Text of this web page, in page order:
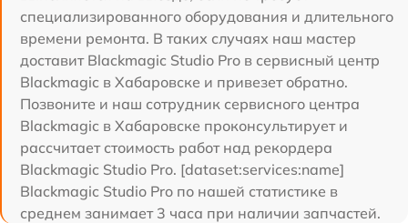
специализированного оборудования и длительного
времени ремонта. В таких случаях наш мастер
доставит Blackmagic Studio Pro в сервисный центр
Blackmagic в Хабаровске и привезет обратно.
Позвоните и наш сотрудник сервисного центра
Blackmagic в Хабаровске проконсультирует и
рассчитает стоимость работ над рекордера
Blackmagic Studio Pro. [dataset:services:name]
Blackmagic Studio Pro по нашей статистике в
среднем занимает 3 часа при наличии запчастей.